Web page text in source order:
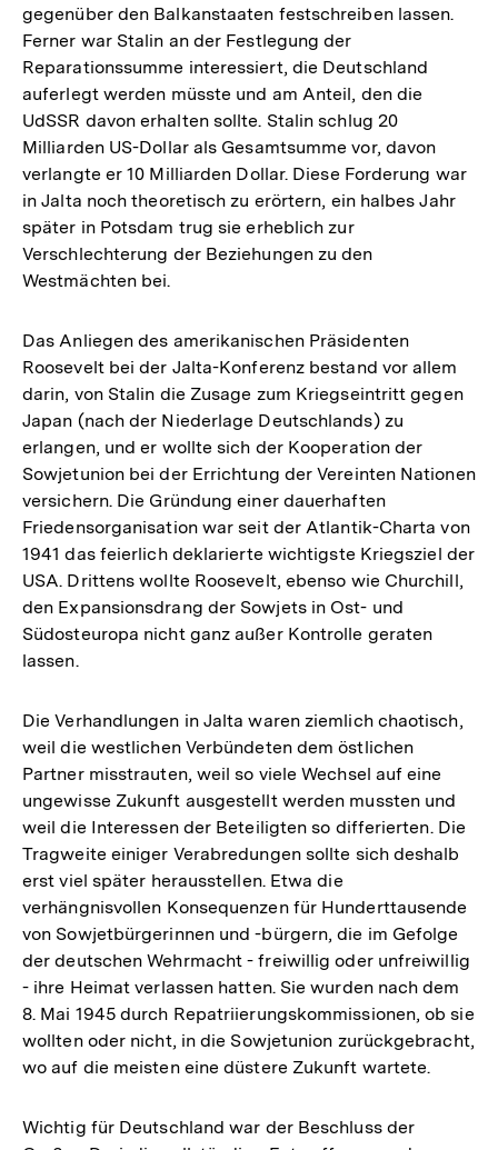
gegenüber den Balkanstaaten festschreiben lassen.
Ferner war Stalin an der Festlegung der
Reparationssumme interessiert, die Deutschland
auferlegt werden müsste und am Anteil, den die
UdSSR davon erhalten sollte. Stalin schlug 20
Milliarden US-Dollar als Gesamtsumme vor, davon
verlangte er 10 Milliarden Dollar. Diese Forderung war
in Jalta noch theoretisch zu erörtern, ein halbes Jahr
später in Potsdam trug sie erheblich zur
Verschlechterung der Beziehungen zu den
Westmächten bei.
Das Anliegen des amerikanischen Präsidenten
Roosevelt bei der Jalta-Konferenz bestand vor allem
darin, von Stalin die Zusage zum Kriegseintritt gegen
Japan (nach der Niederlage Deutschlands) zu
erlangen, und er wollte sich der Kooperation der
Sowjetunion bei der Errichtung der Vereinten Nationen
versichern. Die Gründung einer dauerhaften
Friedensorganisation war seit der Atlantik-Charta von
1941 das feierlich deklarierte wichtigste Kriegsziel der
USA. Drittens wollte Roosevelt, ebenso wie Churchill,
den Expansionsdrang der Sowjets in Ost- und
Südosteuropa nicht ganz außer Kontrolle geraten
lassen.
Die Verhandlungen in Jalta waren ziemlich chaotisch,
weil die westlichen Verbündeten dem östlichen
Partner misstrauten, weil so viele Wechsel auf eine
ungewisse Zukunft ausgestellt werden mussten und
weil die Interessen der Beteiligten so differierten. Die
Tragweite einiger Verabredungen sollte sich deshalb
erst viel später herausstellen. Etwa die
verhängnisvollen Konsequenzen für Hunderttausende
von Sowjetbürgerinnen und -bürgern, die im Gefolge
der deutschen Wehrmacht - freiwillig oder unfreiwillig
- ihre Heimat verlassen hatten. Sie wurden nach dem
8. Mai 1945 durch Repatriierungskommissionen, ob sie
wollten oder nicht, in die Sowjetunion zurückgebracht,
wo auf die meisten eine düstere Zukunft wartete.
Wichtig für Deutschland war der Beschluss der